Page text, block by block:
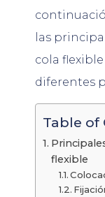
las
cola
diferentes
Table of
flexible